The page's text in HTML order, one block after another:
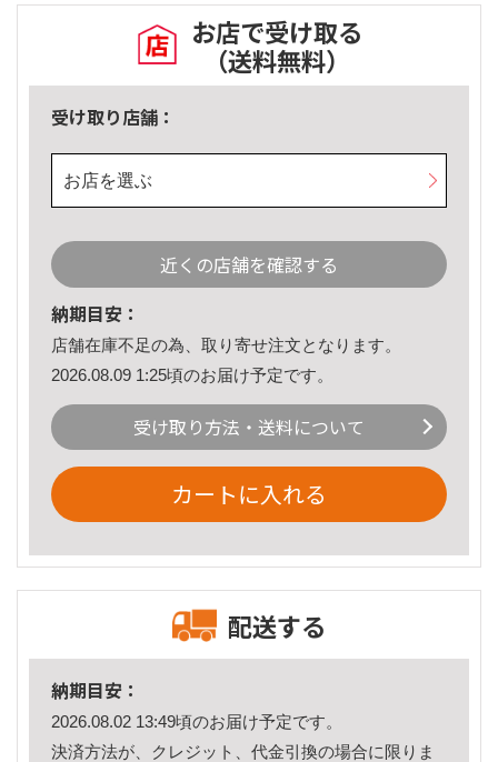
お店で受け取る
（送料無料）
受け取り店舗：
お店を選ぶ
近くの店舗を確認する
納期目安：
店舗在庫不足の為、取り寄せ注文となります。
2026.08.09 1:25頃のお届け予定です。
受け取り方法・送料について
カートに入れる
配送する
納期目安：
2026.08.02 13:49頃のお届け予定です。
決済方法が、クレジット、代金引換の場合に限りま